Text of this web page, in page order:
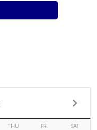
THU FRI SAT